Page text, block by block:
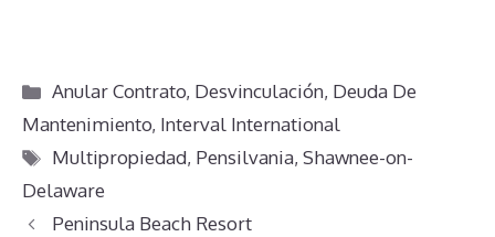
Categorías
Anular Contrato, Desvinculación, Deuda De
Mantenimiento, Interval International
Etiquetas
Multipropiedad, Pensilvania,Shawnee-on-
Delaware
Peninsula Beach Resort